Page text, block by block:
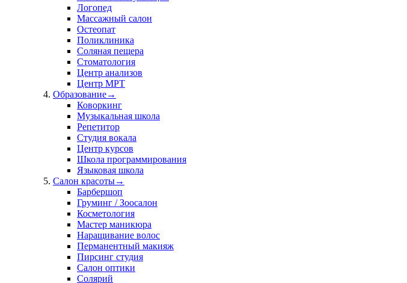
Логопед
Массажный салон
Остеопат
Поликлиника
Соляная пещера
Стоматология
Центр анализов
Центр МРТ
Образование→
Коворкинг
Музыкальная школа
Репетитор
Студия вокала
Центр курсов
Школа программирования
Языковая школа
Салон красоты→
Барбершоп
Груминг / Зоосалон
Косметология
Мастер маникюра
Наращивание волос
Перманентный макияж
Пирсинг студия
Салон оптики
Солярий